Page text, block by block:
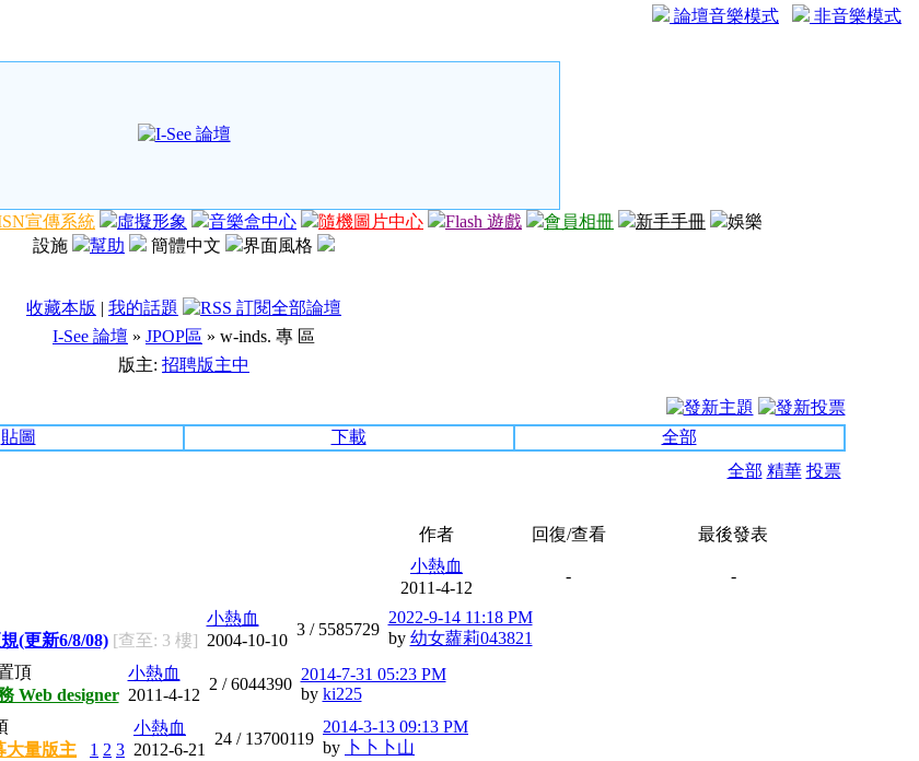
論壇音樂模式 非音樂模式
宣傳系統 虛擬形象 音樂盒中心 隨機圖片中心 Flash 遊戲 會員相冊 新手手冊
娛樂
設施
幫助 簡體中文 界面風格
收藏本版 | 我的話題
I-See 論壇 » JPOP區 » w-inds. 專 區
版主: 招聘版主中
貼圖 下載
全部
全部 精華 投票
作者 回復/查看 最後發表
小熱血
2011-4-12
- -
(更新6/8/08) [查至: 3 樓]
小熱血
2004-10-10
3 / 5585729
2022-9-14 11:18 PM
by 幼女蘿莉043821
Web designer
小熱血
2011-4-12
2 /6044390
2014-7-31 05:23 PM
by ki225
大量版主 1 2 3
小熱血
2012-6-21
24 / 13700119
2014-3-13 09:13 PM
by
卜卜卜山